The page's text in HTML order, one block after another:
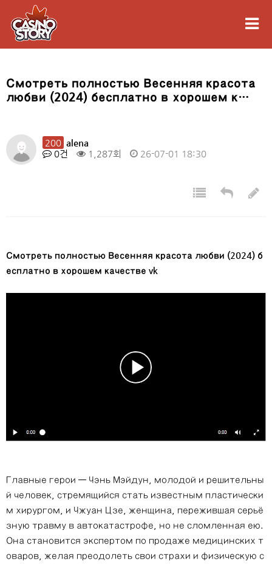
Смотреть полностью Весенняя красота
любви (2024) бесплатно в хорошем к…
200 alena
0건
1,287회 26-07-01 18:30
Смотреть полностью Весенняя красота любви (2024) б
есплатно в хорошем качестве vk
Главные герои — Чэнь Мэйдун, молодой и решительны
й человек, стремящийся стать известным пластически
м хирургом, и Чжуан Цзе, женщина, пережившая серьё
зную травму в автокатастрофе, но не сломленная ею.
Она становится экспертом по продаже медицинских т
оваров, желая преодолеть свои страхи и физическую с